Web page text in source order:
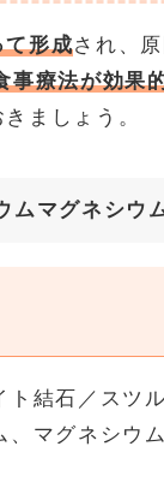
て形成され、
事療法が効果
ましょう。
マグネシウ
ト結石／スツ
マグネシウ